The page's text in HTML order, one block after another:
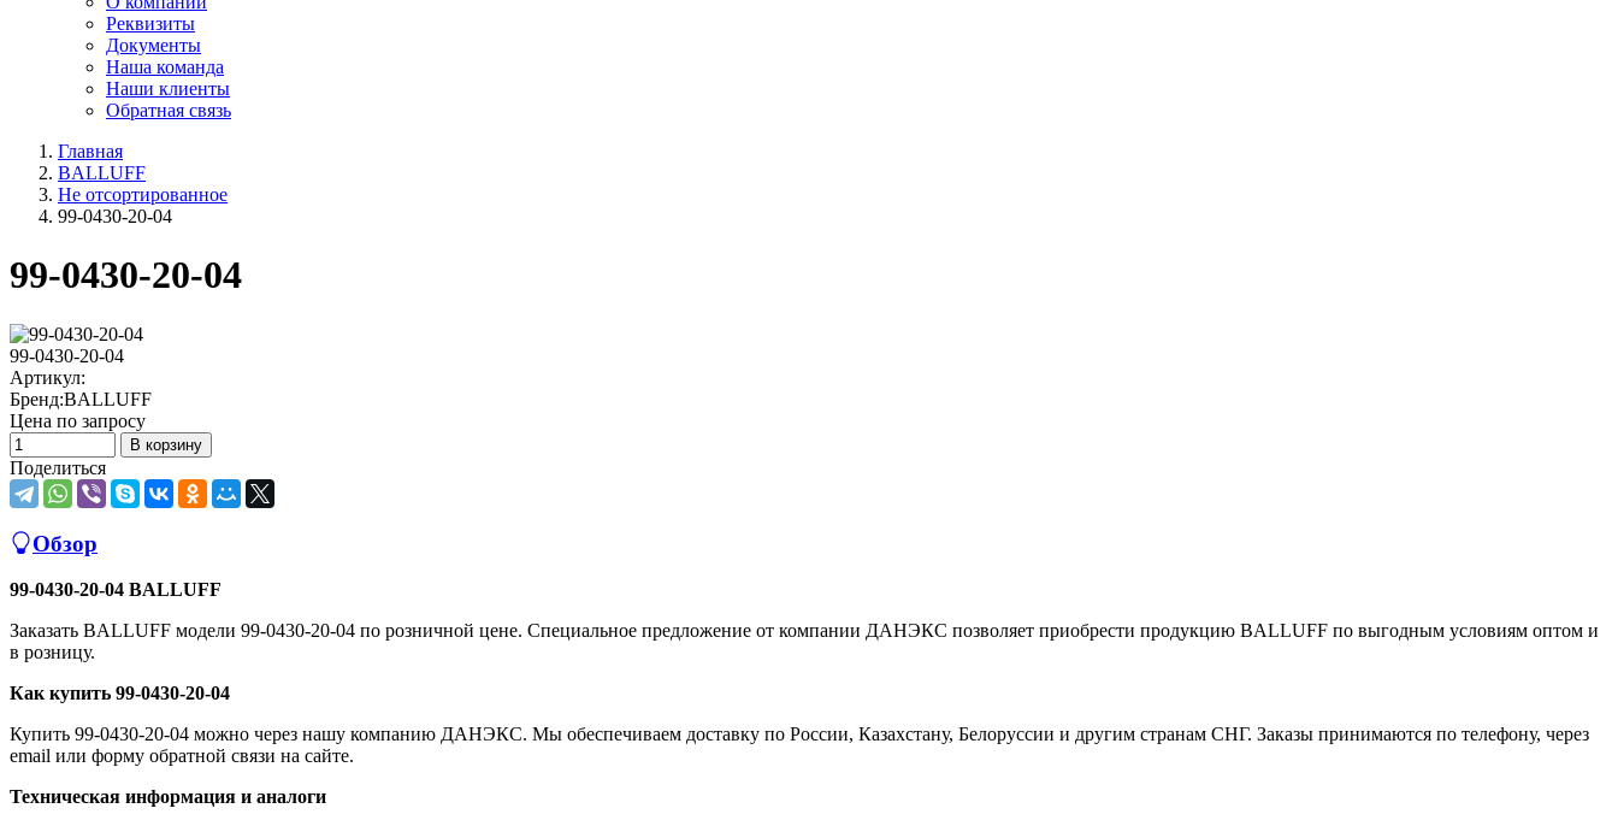
Реквизиты
Документы
Наша команда
Наши клиенты
Обратная связь
Главная
BALLUFF
Не отсортированное
99-0430-20-04
99-0430-20-04
99-0430-20-04
Артикул:
Бренд:BALLUFF
Цена по запросу
В корзину
Поделиться
Обзор
99-0430-20-04 BALLUFF
Заказать BALLUFF модели 99-0430-20-04 по розничной цене. Специальное предложение от компании ДАНЭКС позволяет приобрести продукцию BALLUFF по выгодным условиям оптом и
в розницу.
Как купить 99-0430-20-04
Купить 99-0430-20-04 можно через нашу компанию ДАНЭКС. Мы обеспечиваем доставку по России, Казахстану, Белоруссии и другим странам СНГ. Заказы принимаются по телефону, через
email или форму обратной связи на сайте.
Техническая информация и аналоги